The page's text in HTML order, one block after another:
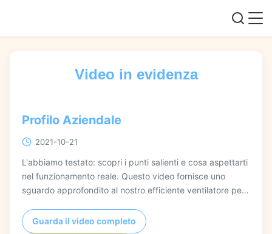
Video in evidenza
Profilo Aziendale
2021-10-21
L'abbiamo testato: scopri i punti salienti e cosa aspettarti
nel funzionamento reale. Questo video fornisce uno
sguardo approfondito al nostro efficiente ventilatore per
alluminio, mostrando le sue applicazioni industriali in
miniere, tunnel e torri di raffreddamento. Vedrai come le
Guarda il video completo